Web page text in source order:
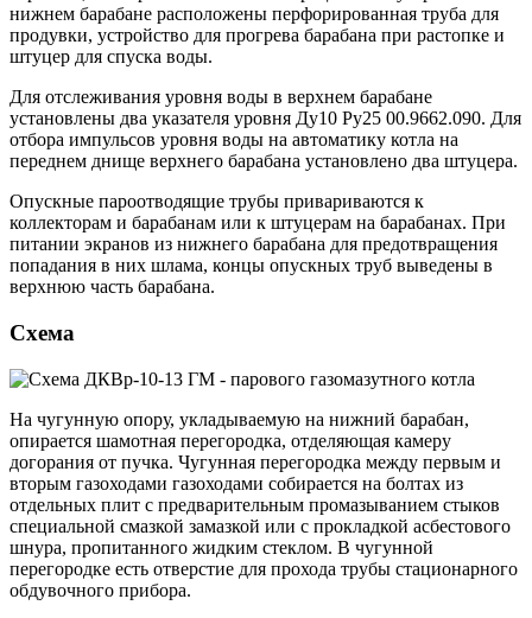
нижнем барабане расположены перфорированная труба для
продувки, устройство для прогрева барабана при растопке и
штуцер для спуска воды.
Для отслеживания уровня воды в верхнем барабане
установлены два указателя уровня Ду10 Ру25 00.9662.090. Для
отбора импульсов уровня воды на автоматику котла на
переднем днище верхнего барабана установлено два штуцера.
Опускные пароотводящие трубы привариваются к
коллекторам и барабанам или к штуцерам на барабанах. При
питании экранов из нижнего барабана для предотвращения
попадания в них шлама, концы опускных труб выведены в
верхнюю часть барабана.
Схема
На чугунную опору, укладываемую на нижний барабан,
опирается шамотная перегородка, отделяющая камеру
догорания от пучка. Чугунная перегородка между первым и
вторым газоходами газоходами собирается на болтах из
отдельных плит с предварительным промазыванием стыков
специальной смазкой замазкой или с прокладкой асбестового
шнура, пропитанного жидким стеклом. В чугунной
перегородке есть отверстие для прохода трубы стационарного
обдувочного прибора.